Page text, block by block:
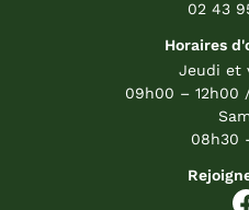
02 43
Horaires
Jeudi et
09h00 – 12h00
08h30